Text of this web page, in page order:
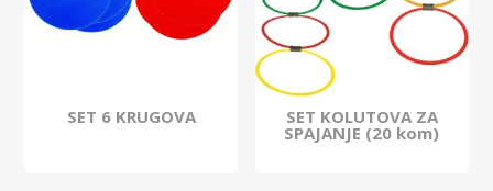
SET 6 KRUGOVA SET KOLUTOVA ZA
SPAJANJE (20 kom)